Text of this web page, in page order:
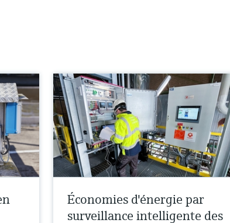
Économies d'énergie par
surveillance intelligente des